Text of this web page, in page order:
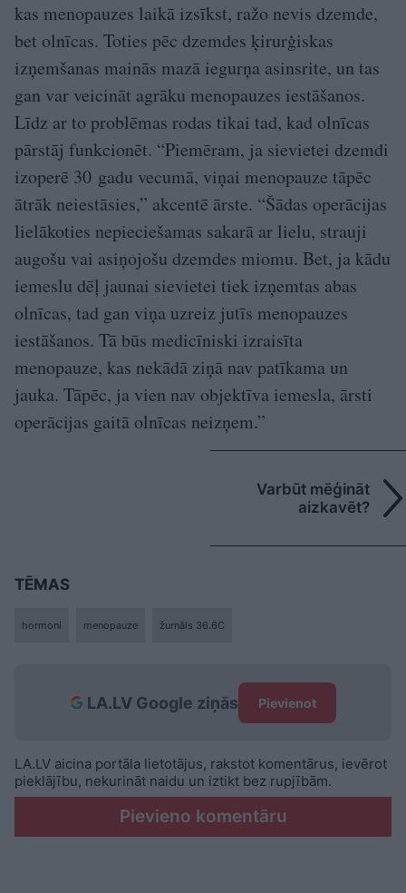
kas menopauzes laikā izsīkst, ražo nevis dzemde,
bet olnīcas. Toties pēc dzemdes ķirurģiskas
izņemšanas mainās mazā iegurņa asinsrite, un tas
gan var veicināt agrāku menopauzes iestāšanos.
Līdz ar to problēmas rodas tikai tad, kad olnīcas
pārstāj funkcionēt. “Piemēram, ja sievietei dzemdi
izoperē 30 gadu vecumā, viņai menopauze tāpēc
ātrāk neiestāsies,” akcentē ārste. “Šādas operācijas
lielākoties nepieciešamas sakarā ar lielu, strauji
augošu vai asiņojošu dzemdes miomu. Bet, ja kādu
iemeslu dēļ jaunai sievietei tiek izņemtas abas
olnīcas, tad gan viņa uzreiz jutīs menopauzes
iestāšanos. Tā būs medicīniski izraisīta
menopauze, kas nekādā ziņā nav patīkama un
jauka. Tāpēc, ja vien nav objektīva iemesla, ārsti
operācijas gaitā olnīcas neizņem.”
Varbūt mēģināt
aizkavēt?
TĒMAS
hormoni menopauze žurnāls 36.6C
LA.LV Google ziņās Pievienot
LA.LV aicina portāla lietotājus, rakstot komentārus, ievērot
pieklājību, nekurināt naidu un iztikt bez rupjībām.
Pievieno komentāru